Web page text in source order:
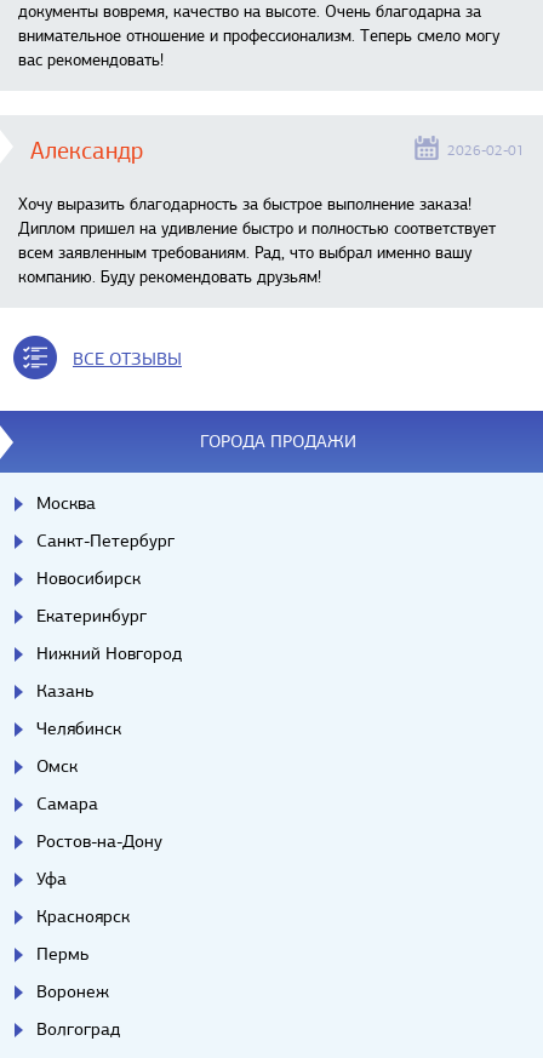
документы вовремя, качество на высоте. Очень благодарна за
внимательное отношение и профессионализм. Теперь смело могу
вас рекомендовать!
Александр 2026-02-01
Хочу выразить благодарность за быстрое выполнение заказа!
Диплом пришел на удивление быстро и полностью соответствует
всем заявленным требованиям. Рад, что выбрал именно вашу
компанию. Буду рекомендовать друзьям!
ВСЕ ОТЗЫВЫ
ГОРОДА ПРОДАЖИ
Москва
Санкт-Петербург
Новосибирск
Екатеринбург
Нижний Новгород
Казань
Челябинск
Омск
Самара
Ростов-на-Дону
Уфа
Красноярск
Пермь
Воронеж
Волгоград